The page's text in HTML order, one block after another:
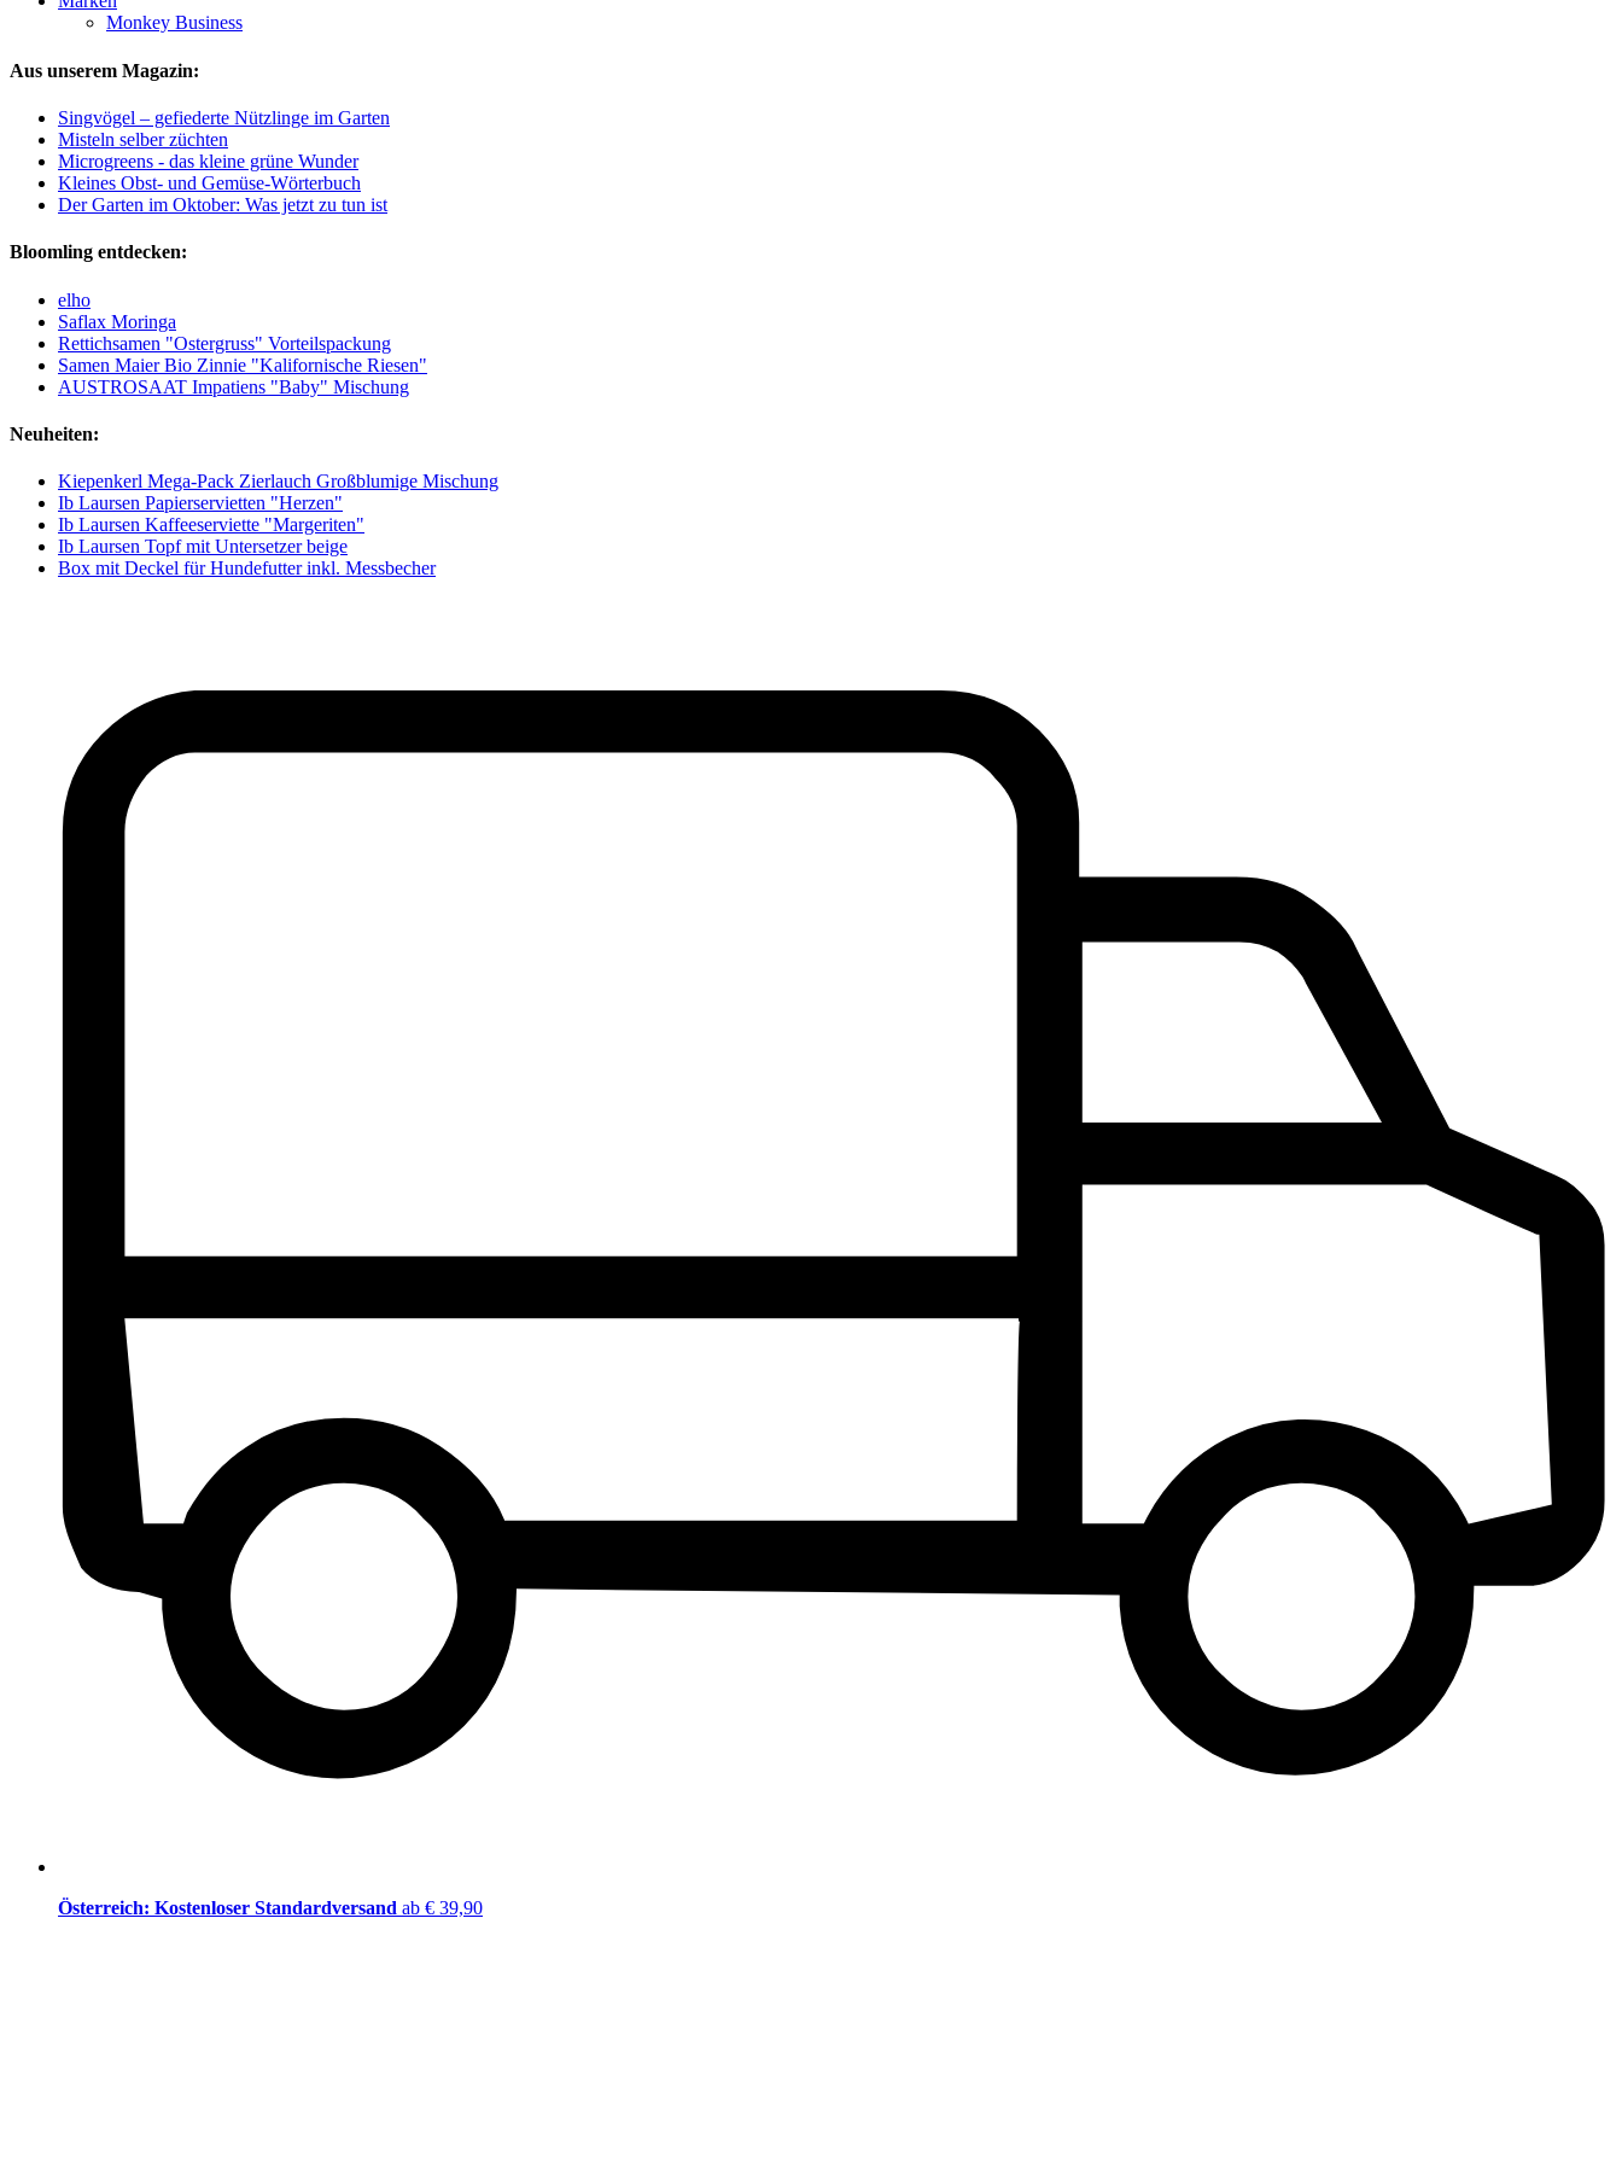
Monkey Business
Aus unserem Magazin:
Singvögel – gefiederte Nützlinge im Garten
Misteln selber züchten
Microgreens - das kleine grüne Wunder
Kleines Obst- und Gemüse-Wörterbuch
Der Garten im Oktober: Was jetzt zu tun ist
Bloomling entdecken:
elho
Saflax Moringa
Rettichsamen "Ostergruss" Vorteilspackung
Samen Maier Bio Zinnie "Kalifornische Riesen"
AUSTROSAAT Impatiens "Baby" Mischung
Neuheiten:
Kiepenkerl Mega-Pack Zierlauch Großblumige Mischung
Ib Laursen Papierservietten "Herzen"
Ib Laursen Kaffeeserviette "Margeriten"
Ib Laursen Topf mit Untersetzer beige
Box mit Deckel für Hundefutter inkl. Messbecher
Österreich: Kostenloser Standardversand ab € 39,90